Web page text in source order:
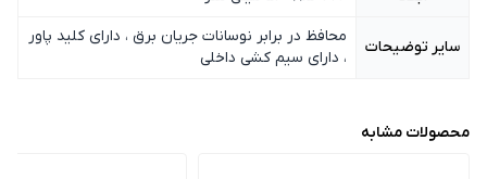
سایر توضیحات
محافظ در برابر نوسانات جریان برق ، دارای کلید پاور
، دارای سیم کشی داخلی
محصولات مشابه